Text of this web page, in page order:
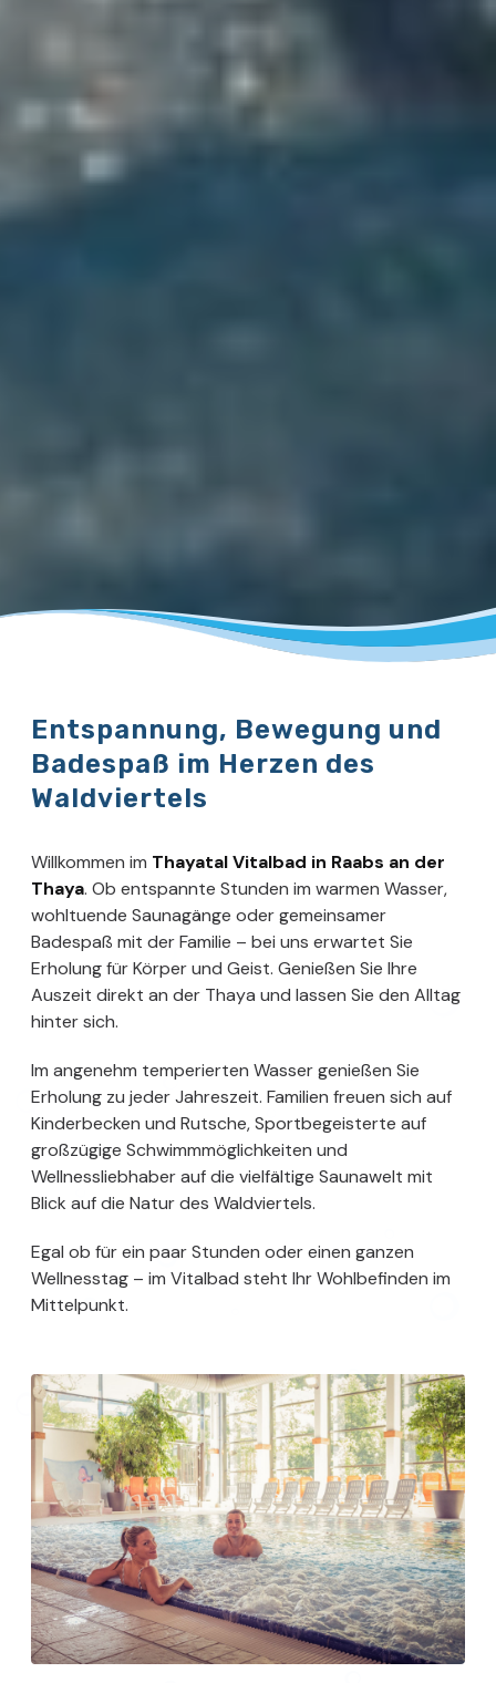
Entspannung, Bewegung und
Badespaß im Herzen des
Waldviertels
Willkommen im Thayatal Vitalbad in Raabs an der
Thaya. Ob entspannte Stunden im warmen Wasser,
wohltuende Saunagänge oder gemeinsamer
Badespaß mit der Familie – bei uns erwartet Sie
Erholung für Körper und Geist. Genießen Sie Ihre
Auszeit direkt an der Thaya und lassen Sie den Alltag
hinter sich.
Im angenehm temperierten Wasser genießen Sie
Erholung zu jeder Jahreszeit. Familien freuen sich auf
Kinderbecken und Rutsche, Sportbegeisterte auf
großzügige Schwimmmöglichkeiten und
Wellnessliebhaber auf die vielfältige Saunawelt mit
Blick auf die Natur des Waldviertels.
Egal ob für ein paar Stunden oder einen ganzen
Wellnesstag – im Vitalbad steht Ihr Wohlbefinden im
Mittelpunkt.